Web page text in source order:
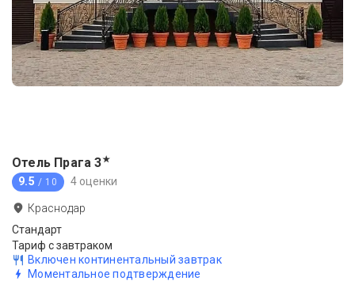
Отель Прага 3★
9.5 / 10 4 оценки
Краснодар
Стандарт
Тариф с завтраком
Включен континентальный завтрак
Моментальное подтверждение